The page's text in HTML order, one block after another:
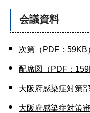
会議資料
次第（PDF：59KB
配席図（PDF：
大阪府感染症対策
大阪府感染症対策